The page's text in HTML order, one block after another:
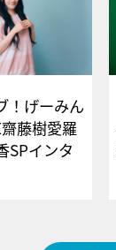
！げーみん
藤樹愛羅
SPインタ